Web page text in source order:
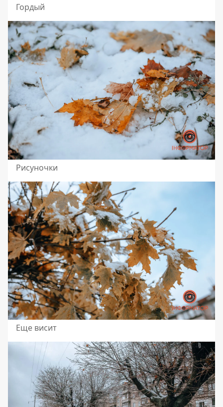
Гордый
Рисуночки
Еще висит